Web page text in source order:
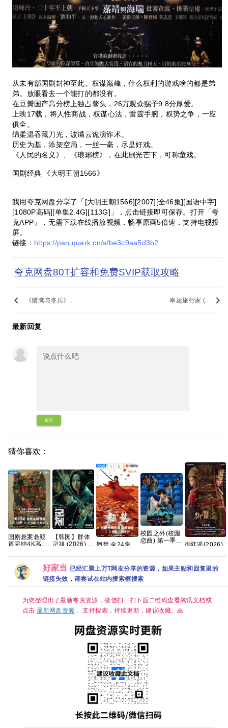
从未有部国剧封神至此。权谋巅峰，什么权利的游戏啥的都是弟
弟。放眼看去一个能打的都没有。
在豆瓣国产高分榜上独占鳌头，26万观众赐予9.8分厚爱。
上映17载，将人性商战，权谋心法，雷霆手腕，权势之争，一应
俱全。
绵柔温吞藏刀光，波谲云诡演诈术。
历史为基，添架空局，一丝一毫，尽是好戏。
《人民的名义》、《琅琊榜》，在此剧光芒下，可称童戏。
国剧经典 《大明王朝1566》
我用夸克网盘分享了「[大明王朝1566][2007][全46集][国语中字]
[1080P高码][单集2.4G][113G]」，点击链接即可保存。打开「夸
克APP」，无需下载在线播放视频，畅享原画5倍速，支持电视投
屏。
链接： https://pan.quark.cn/s/be3c9aa5d3b2
夸克网盘80T扩容和免费SVIP获取攻略
keyboard_arrow_left 《猎鹰与冬兵》.. 幸运旅行家 (.. keyboard_arrow_right
最新回复
提交
猜你喜欢：
国剧悬案悬疑
篇完结4K高清
全集上线 王传
君江奇霖杨烁
主演
【韩国】群体
군체 (2026) 动
/ 惊悚 又名: 尸
杀禁区(港) / 尸
速禁区(台) 夸
克 影片讲述了
因不明感染事
建筑内，孤立
无援的幸存者
们对抗以无法
的感染者的故
翘楚 全24集
语中字】
【SDR
DDP5.1】【完
结】网盘资源
观看
校园之外(校园
恋曲) 第一季
8集】官中简繁
御廷谣(2026)
[4K+1080P.国
语中字.网盘资
源][2GB集]
好家当 已经汇聚上万T网友分享的资源，如果主贴和回复里的
链接失效，请尝试在站内搜索框搜索
为您整理出了最新夸克资源，微信扫一扫下面二维码查看腾讯文档或
点击最新网盘资源 。支持搜索，持续更新，建议收藏。🙏